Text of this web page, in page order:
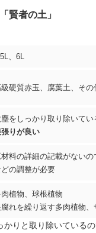
賢者の土」
、6L
硬質赤玉、腐葉土、その
をしっかり取り除いてい
りが良い
材料の詳細の記載がない
どの調整が必要
肉植物、球根植物
れを繰り返す多肉植物、
りと取り除いているの